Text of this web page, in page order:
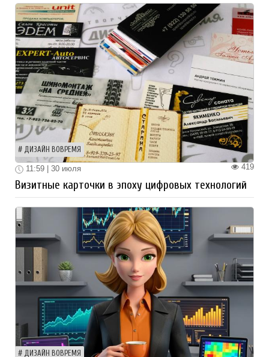
ДИЗАЙН ВОВРЕМЯ
419
11:59 | 30 июля
Визитные карточки в эпоху цифровых технологий
ДИЗАЙН ВОВРЕМЯ